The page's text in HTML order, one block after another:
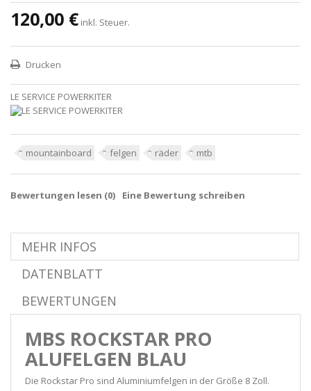
120,00 € inkl. Steuer.
Drucken
LE SERVICE POWERKITER
mountainboard felgen räder mtb
Bewertungen lesen (0) Eine Bewertung schreiben
MEHR INFOS
DATENBLATT
BEWERTUNGEN
MBS ROCKSTAR PRO
ALUFELGEN BLAU
Die Rockstar Pro sind Aluminiumfelgen in der Größe 8 Zoll.